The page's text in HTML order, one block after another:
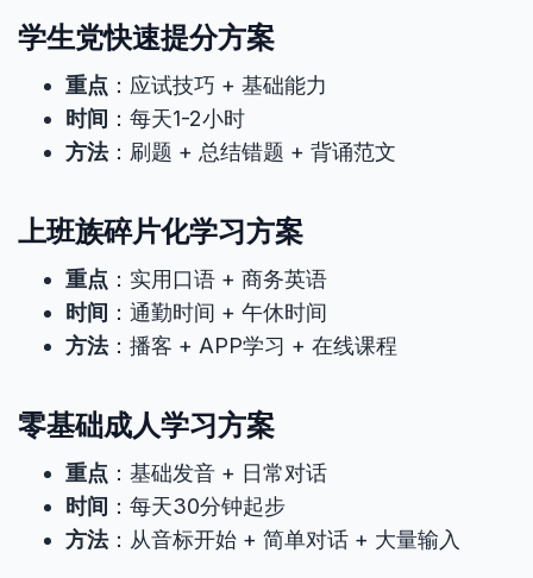
学生党快速提分方案
重点 ：应试技巧 + 基础能力
时间 ：每天1-2小时
方法：刷题 + 总结错题 + 背诵范文
上班族碎片化学习方案
重点 ：实用口语 + 商务英语
时间 ：通勤时间 + 午休时间
方法：播客 + APP学习 + 在线课程
零基础成人学习方案
重点 ：基础发音 + 日常对话
时间 ：每天30分钟起步
方法：从音标开始 + 简单对话 + 大量输入